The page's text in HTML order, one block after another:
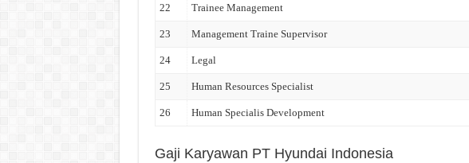
22 Trainee Management
23 Management Traine Supervisor
24 Legal
25 Human Resources Specialist
26 Human Specialis Development
Gaji Karyawan PT Hyundai Indonesia